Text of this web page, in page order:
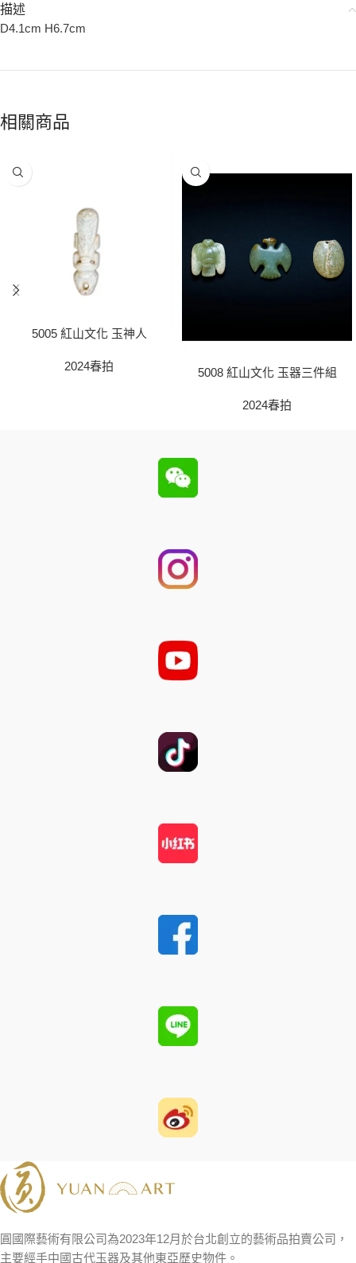
描述
D4.1cm H6.7cm
相關商品
5005 紅山文化 玉神人
2024春拍 5008 紅山文化 玉器三件組
2024春拍
圓國際藝術有限公司為2023年12月於台北創立的藝術品拍賣公司，
主要經手中國古代玉器及其他東亞歷史物件。